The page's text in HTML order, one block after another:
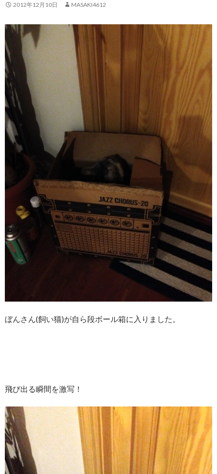
2012年12月10日 MASAKI4612
ぼんさん(飼い猫)が自ら段ボール箱に入りました。
飛び出る瞬間を激写！